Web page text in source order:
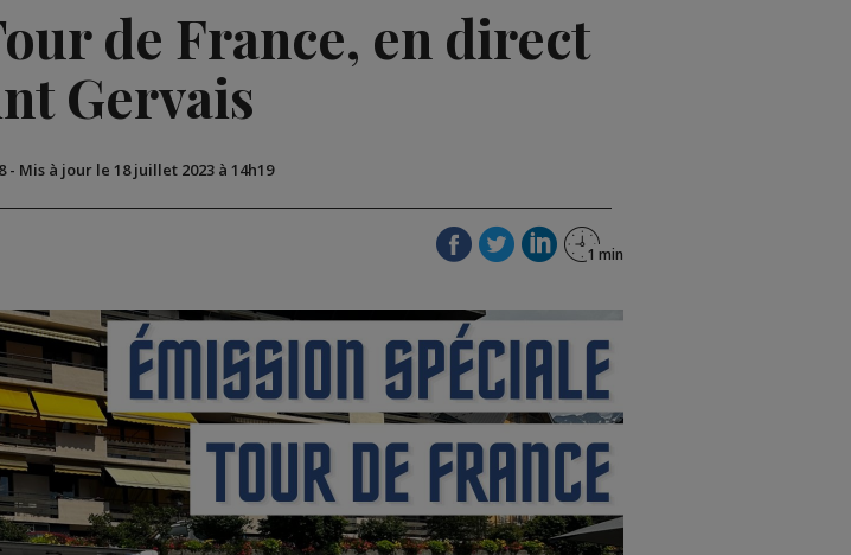
de France, en direct
Gervais
- Mis à jour le 18 juillet 2023 à 14h19